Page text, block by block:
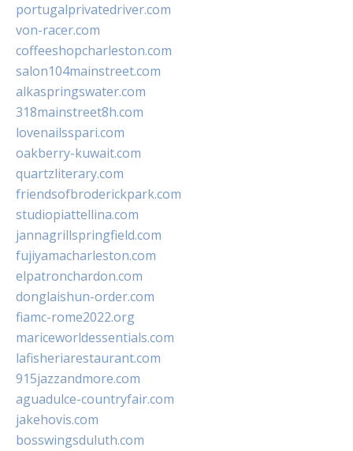
portugalprivatedriver.com
von-racer.com
coffeeshopcharleston.com
salon104mainstreet.com
alkaspringswater.com
318mainstreet8h.com
lovenailsspari.com
oakberry-kuwait.com
quartzliterary.com
friendsofbroderickpark.com
studiopiattellina.com
jannagrillspringfield.com
fujiyamacharleston.com
elpatronchardon.com
donglaishun-order.com
fiamc-rome2022.org
mariceworldessentials.com
lafisheriarestaurant.com
915jazzandmore.com
aguadulce-countryfair.com
jakehovis.com
bosswingsduluth.com